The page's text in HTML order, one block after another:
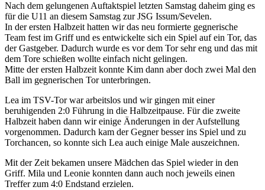
Nach dem gelungenen Auftaktspiel letzten Samstag daheim ging es
für die U11 an diesem Samstag zur JSG Issum/Sevelen.
In der ersten Halbzeit hatten wir das neu formierte gegnerische
Team fest im Griff und es entwickelte sich ein Spiel auf ein Tor, das
der Gastgeber. Dadurch wurde es vor dem Tor sehr eng und das mit
dem Tore schießen wollte einfach nicht gelingen.
Mitte der ersten Halbzeit konnte Kim dann aber doch zwei Mal den
Ball im gegnerischen Tor unterbringen.
Lea im TSV-Tor war arbeitslos und wir gingen mit einer
beruhigenden 2:0 Führung in die Halbzeitpause. Für die zweite
Halbzeit haben dann wir einige Änderungen in der Aufstellung
vorgenommen. Dadurch kam der Gegner besser ins Spiel und zu
Torchancen, so konnte sich Lea auch einige Male auszeichnen.
Mit der Zeit bekamen unsere Mädchen das Spiel wieder in den
Griff. Mila und Leonie konnten dann auch noch jeweils einen
Treffer zum 4:0 Endstand erzielen.